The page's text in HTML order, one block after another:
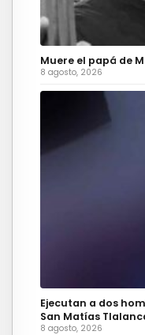
Muere el papá de
8 agosto, 2026
Ejecutan a dos
San Matías
8 agosto, 2026